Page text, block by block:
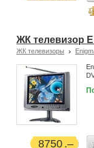
ЖК телевизор
ЖК телевизоры
8750